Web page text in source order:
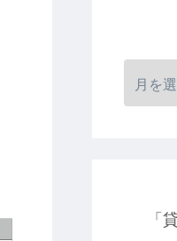
「